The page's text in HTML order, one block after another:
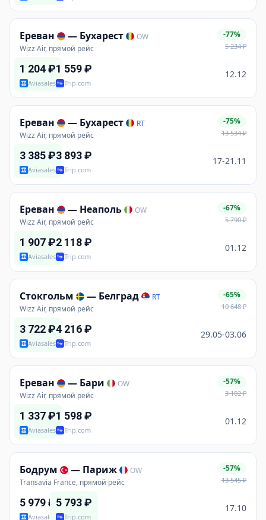
Ереван — Бухарест
OW
Wizz Air, прямой рейс
-77%
5 234₽
1 204₽
Aviasales
1 559₽
Trip.com
12.12
Ереван — Бухарест
RT
Wizz Air, прямой рейс
-75%
13 534₽
3 385₽
Aviasales
3 893₽
Trip.com
17-21.11
Ереван — Неаполь
OW
Wizz Air, прямой рейс
-67%
5 790₽
1 907₽
Aviasales
2 118₽
Trip.com
01.12
Стокгольм — Белград
RT
Wizz Air, прямой рейс
-65%
10 648₽
3 722₽
Aviasales
4 216₽
Trip.com
29.05-03.06
Ереван — Бари
OW
Wizz Air, прямой рейс
-57%
3 102₽
1 337₽
Aviasales
1 598₽
Trip.com
01.12
Бодрум — Париж
OW
Transavia France, прямой рейс
-57%
13 545₽
5 979₽
Aviasales
5 793₽
Trip.com
17.10